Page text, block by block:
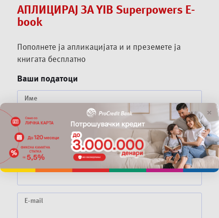
АПЛИЦИРАЈ ЗА YIB Superpowers E-
book
Пополнете ја апликацијата и и преземете ја
книгата бесплатно
Ваши податоци
Име
Телефон
E-mail
×